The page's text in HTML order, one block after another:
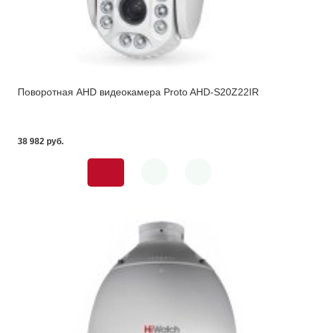
Поворотная AHD видеокамера Proto AHD-S20Z22IR
38 982 pуб.